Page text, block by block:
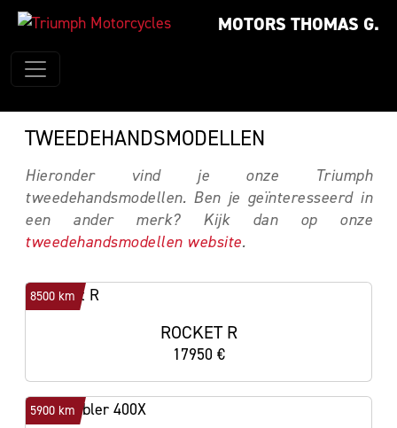
MOTORS THOMAS G.
TWEEDEHANDSMODELLEN
Hieronder vind je onze Triumph
tweedehandsmodellen. Ben je geïnteresseerd in
een ander merk? Kijk dan op onze
tweedehandsmodellen website.
8500 km
ROCKET R
17950 €
5900 km